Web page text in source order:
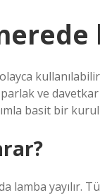
ve
basit bir
lamba yayılır.